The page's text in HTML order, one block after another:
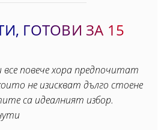
ГОТОВИ ЗА 15
повече хора предпочитат
не изискват дълго стоене
са идеалният избор.